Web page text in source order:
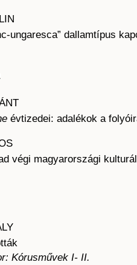
ungaresca” dallamtípus
évtizedei: adalékok a
végi magyarországi
Kórusművek I- II.